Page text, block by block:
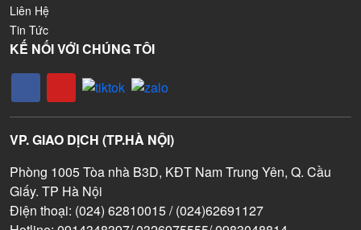
Liên Hệ
Tin Tức
KẾ NỐI VỚI CHÚNG TÔI
VP. GIAO DỊCH (TP.HÀ NỘI)
Phòng 1005 Tòa nhà B3D, KĐT Nam Trung Yên, Q. Cầu
Giấy. TP Hà Nội
Điện thoại: (024) 62810015 / (024)62691127